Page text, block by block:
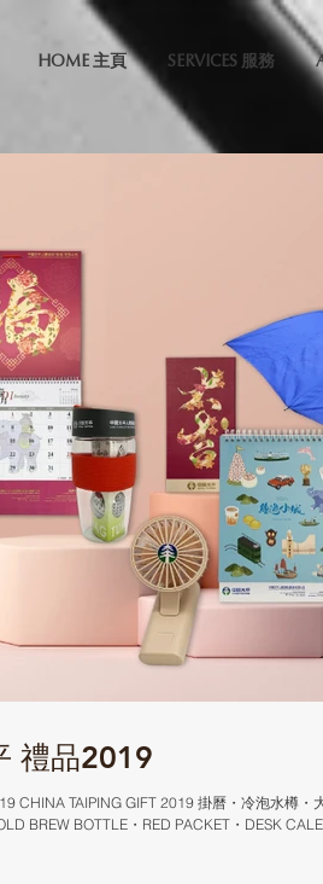
HOME 主頁 SERVICES 服務
禮品2019
CHINA TAIPING GIFT 2019 掛曆・冷泡水樽
BREW BOTTLE・RED PACKET・DESK